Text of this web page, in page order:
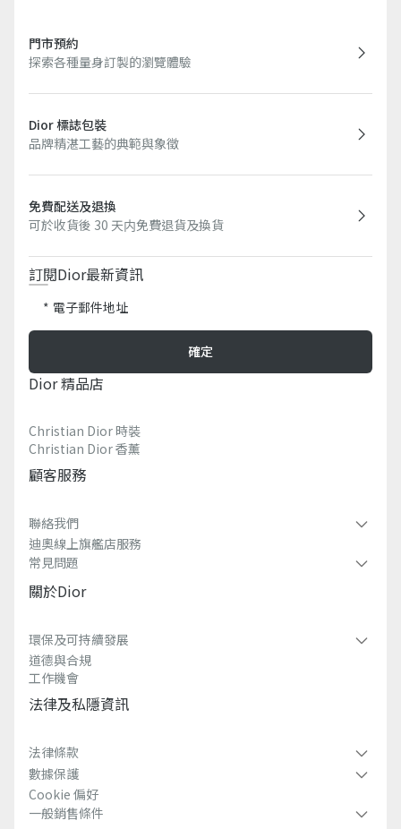
門市預約
探索各種量身訂製的瀏覽體驗
Dior 標誌包裝
品牌精湛工藝的典範與象徵
免費配送及退換
可於收貨後 30 天内免費退貨及換貨
訂閱Dior最新資訊​
電子郵件地址
確定
Dior 精品店
Christian Dior 時裝
Christian Dior 香薰​
顧客服務
聯絡我們
迪奧線上旗艦店服務
常見問題​
關於dior
環保及可持續發展​
道德與合規
工作機會
法律及私隱資訊​
法律條款
數據保護
Cookie 偏好
一般銷售條件